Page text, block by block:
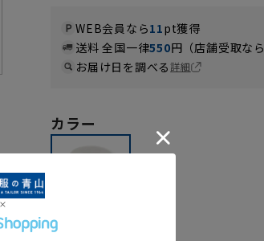
WEB会員なら11pt獲得
送料 全国一律550円（店舗受取なら
お届け日を調べる詳細
カラー